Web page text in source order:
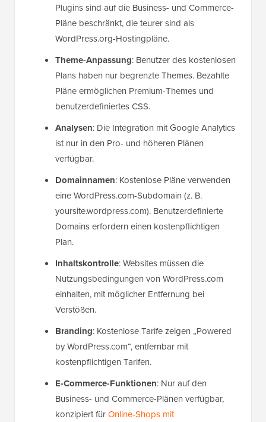
Plugins sind auf die Business- und Commerce-
Pläne beschränkt, die teurer sind als
WordPress.org-Hostingpläne.
Theme-Anpassung: Benutzer des kostenlosen
Plans haben nur begrenzte Themes. Bezahlte
Pläne ermöglichen Premium-Themes und
benutzerdefiniertes CSS.
Analysen: Die Integration mit Google Analytics
ist nur in den Pro- und höheren Plänen
verfügbar.
Domainnamen: Kostenlose Pläne verwenden
eine WordPress.com-Subdomain (z. B.
yoursite.wordpress.com). Benutzerdefinierte
Domains erfordern einen kostenpflichtigen
Plan.
Inhaltskontrolle: Websites müssen die
Nutzungsbedingungen von WordPress.com
einhalten, mit möglicher Entfernung bei
Verstößen.
Branding: Kostenlose Tarife zeigen „Powered
by WordPress.com“, entfernbar mit
kostenpflichtigen Tarifen.
E-Commerce-Funktionen: Nur auf den
Business- und Commerce-Plänen verfügbar,
konzipiert fürOnline-Shops mit